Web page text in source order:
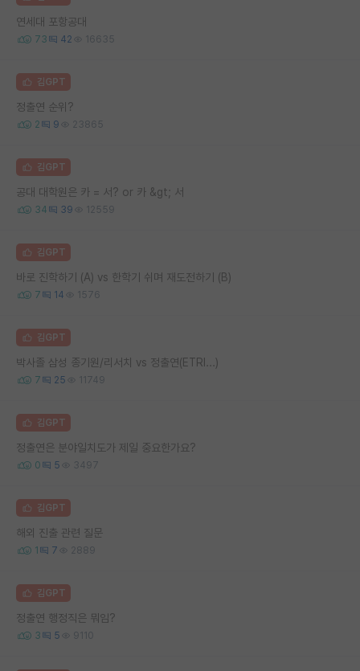
연세대 포항공대
73 42 16635
김GPT
정출연 순위?
2 9 23865
김GPT
공대 대학원은 카 = 서? or 카 &gt; 서
34 39 12559
김GPT
바로 진학하기 (A) vs 한학기 쉬며 재도전하기 (B)
7 14 1576
김GPT
박사졸 삼성 종기원/리서치 vs 정출연(ETRI...)
7 25 11749
김GPT
정출연은 분야일치도가 제일 중요한가요?
0 5 3497
김GPT
해외 진출 관련 질문
1 7 2889
김GPT
정출연 행정직은 뭐임?
3 5 9110